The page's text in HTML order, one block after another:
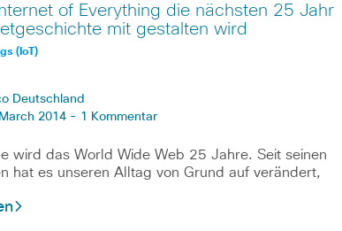
of Everything die nächsten 25 Jahr
mit gestalten wird
(IoT)
Deutschland
2014 - 1 Kommentar
wird das World Wide Web 25 Jahre. Seit seinen
hat es unseren Alltag von Grund auf verändert,